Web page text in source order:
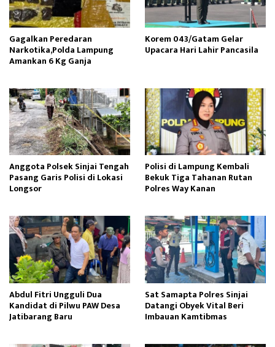
Gagalkan Peredaran
Narkotika,Polda Lampung
Amankan 6 Kg Ganja
Korem 043/Gatam Gelar
Upacara Hari Lahir Pancasila
Anggota Polsek Sinjai Tengah
Pasang Garis Polisi di Lokasi
Longsor
Polisi di Lampung Kembali
Bekuk Tiga Tahanan Rutan
Polres Way Kanan
Abdul Fitri Ungguli Dua
Kandidat di Pilwu PAW Desa
Jatibarang Baru
Sat Samapta Polres Sinjai
Datangi Obyek Vital Beri
Imbauan Kamtibmas